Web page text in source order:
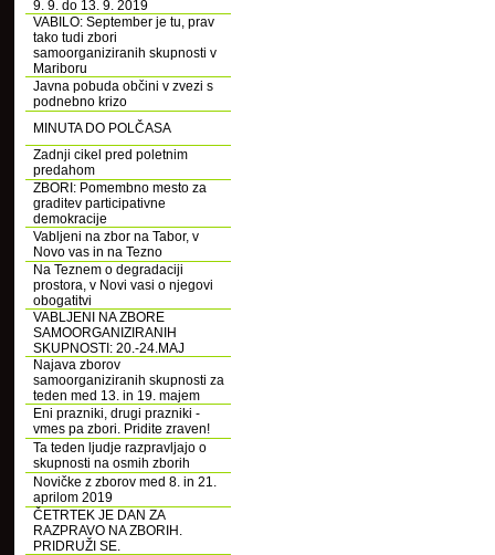
9. 9. do 13. 9. 2019
VABILO: September je tu, prav
tako tudi zbori
samoorganiziranih skupnosti v
Mariboru
Javna pobuda občini v zvezi s
podnebno krizo
MINUTA DO POLČASA
Zadnji cikel pred poletnim
predahom
ZBORI: Pomembno mesto za
graditev participativne
demokracije
Vabljeni na zbor na Tabor, v
Novo vas in na Tezno
Na Teznem o degradaciji
prostora, v Novi vasi o njegovi
obogatitvi
VABLJENI NA ZBORE
SAMOORGANIZIRANIH
SKUPNOSTI: 20.-24.MAJ
Najava zborov
samoorganiziranih skupnosti za
teden med 13. in 19. majem
Eni prazniki, drugi prazniki -
vmes pa zbori. Pridite zraven!
Ta teden ljudje razpravljajo o
skupnosti na osmih zborih
Novičke z zborov med 8. in 21.
aprilom 2019
ČETRTEK JE DAN ZA
RAZPRAVO NA ZBORIH.
PRIDRUŽI SE.